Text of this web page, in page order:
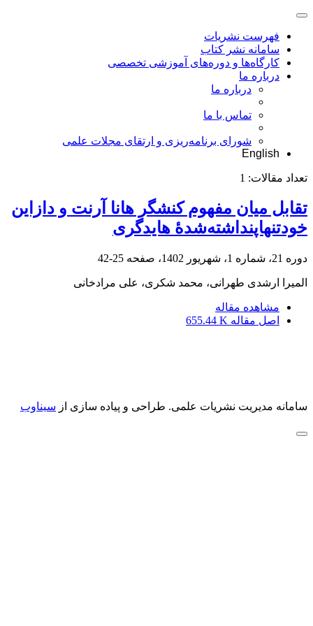
فهرست نشریات
سامانه نشر کتاب
کارگاه‌ها و دوره‌های آموزشی تخصصی
درباره ما
درباره ما
تماس با ما
شورای برنامه‌ریزی و ارتقای مجلات علمی
English
تعداد مقالات: 1
تقابل میان مفهوم کنشگر هانا آرنت و دازاین
خودتنهاپنداشته‌شدۀ هایدگری
دوره 21، شماره 1، شهریور 1402، صفحه 25-42
المیرا ارشدی طهرانی، محمد شکری، علی مرادخانی
مشاهده مقاله
اصل مقاله 655.44 K
سامانه مدیریت نشریات علمی. طراحی و پیاده سازی از سیناوب